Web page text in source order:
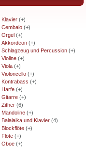
Klavier (+)
Cembalo (+)
Orgel (+)
Akkordeon (+)
Schlagzeug und Percussion (+)
Violine (+)
Viola (+)
Violoncello (+)
Kontrabass (+)
Harfe (+)
Gitarre (+)
Zither (6)
Mandoline (+)
Balalaika und Klavier (4)
Blockflöte (+)
Flöte (+)
Oboe (+)